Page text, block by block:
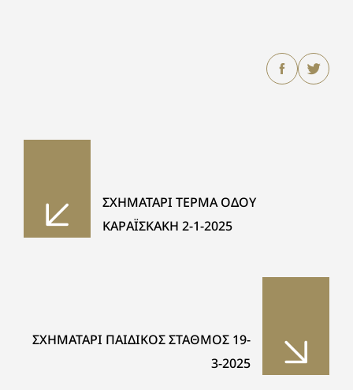
ΣΧΗΜΑΤΑΡΙ ΤΕΡΜΑ ΟΔΟΥ
ΚΑΡΑΪΣΚΑΚΗ 2-1-2025
ΣΧΗΜΑΤΑΡΙ ΠΑΙΔΙΚΟΣ ΣΤΑΘΜΟΣ 19-
3-2025